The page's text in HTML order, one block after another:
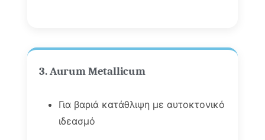
3. Aurum Metallicum
Για βαριά κατάθλιψη με αυτοκτονικό
ιδεασμό